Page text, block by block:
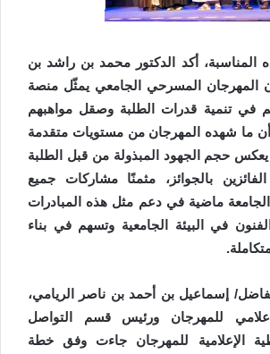
المناسبة، أكد الدكتور محمد بن راشد بن
المهرجان المسرحي الجامعي يمثّل منصة
في تنمية قدرات الطلبة وصقل مواهبهم
أن ما شهده المهرجان من مستويات متقدمة
يعكس حجم الجهود المبذولة من قبل الطلبة
بالجوائز، مثمنًا مشاركات جميع
الجامعة ماضية في دعم مثل هذه المبادرات
في البيئة الجامعية وتسهم في بناء
إسماعيل بن أحمد بن ناصر الريامي،
للمهرجان ورئيس قسم التواصل
الإعلامية للمهرجان جاءت وفق خطة